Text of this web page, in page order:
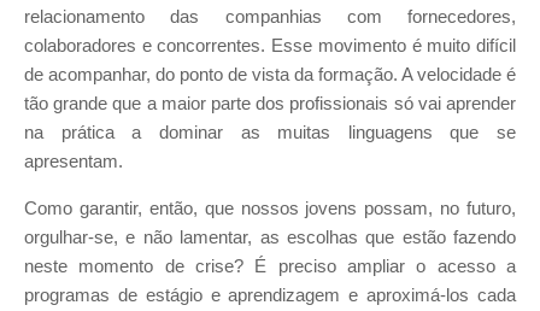
relacionamento das companhias com fornecedores,
colaboradores e concorrentes. Esse movimento é muito difícil
de acompanhar, do ponto de vista da formação. A velocidade é
tão grande que a maior parte dos profissionais só vai aprender
na prática a dominar as muitas linguagens que se
apresentam.
Como garantir, então, que nossos jovens possam, no futuro,
orgulhar-se, e não lamentar, as escolhas que estão fazendo
neste momento de crise? É preciso ampliar o acesso a
programas de estágio e aprendizagem e aproximá-los cada